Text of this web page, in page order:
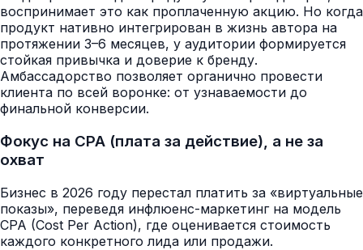
воспринимает это как проплаченную акцию. Но когда
продукт нативно интегрирован в жизнь автора на
протяжении 3–6 месяцев, у аудитории формируется
стойкая привычка и доверие к бренду.
Амбассадорство позволяет органично провести
клиента по всей воронке: от узнаваемости до
финальной конверсии.
Фокус на CPA (плата за действие), а не за
охват
Бизнес в 2026 году перестал платить за «виртуальные
показы», переведя инфлюенс-маркетинг на модель
CPA (Cost Per Action), где оценивается стоимость
каждого конкретного лида или продажи.